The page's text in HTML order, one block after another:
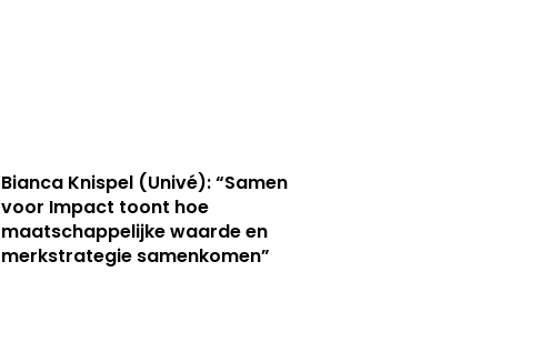
Bianca Knispel (Univé): “Samen
voor Impact toont hoe
maatschappelijke waarde en
merkstrategie samenkomen”